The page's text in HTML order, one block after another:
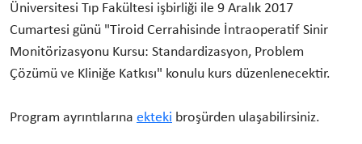
Üniversitesi Tıp Fakültesi işbirliği ile 9 Aralık 2017
Cumartesi günü "Tiroid Cerrahisinde İntraoperatif Sinir
Monitörizasyonu Kursu: Standardizasyon, Problem
Çözümü ve Kliniğe Katkısı" konulu kurs düzenlenecektir.
Program ayrıntılarına ekteki broşürden ulaşabilirsiniz.